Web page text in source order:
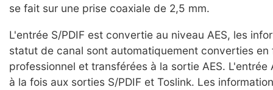
se fait sur une prise coaxiale de 2,5 mm.
L'entrée S/PDIF est convertie au niveau AES, les
statut de canal sont automatiquement converties en
professionnel et transférées à la sortie AES. L'entrée
à la fois aux sorties S/PDIF et Toslink. Les